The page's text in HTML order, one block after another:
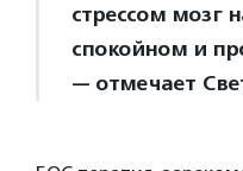
стрессом мозг
спокойном и
— отмечает